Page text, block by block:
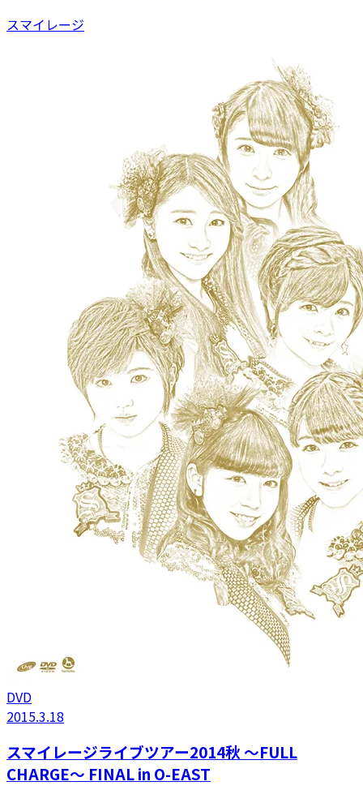
スマイレージ
DVD
2015.3.18
スマイレージライブツアー2014秋 〜FULL
CHARGE〜 FINAL in O-EAST